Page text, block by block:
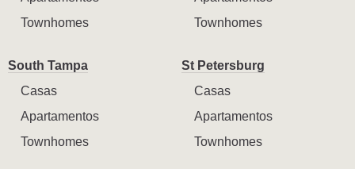
Townhomes
Townhomes
South Tampa
Casas
Apartamentos
Townhomes
St Petersburg
Casas
Apartamentos
Townhomes